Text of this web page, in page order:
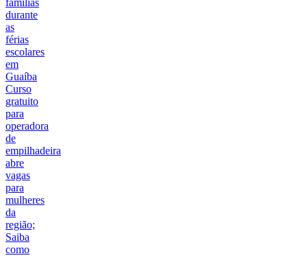
famílias
durante
as
férias
escolares
em
Guaíba
Curso
gratuito
para
operadora
de
empilhadeira
abre
vagas
para
mulheres
da
região;
Saiba
como